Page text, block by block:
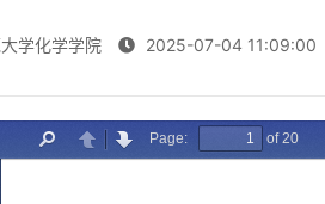
学化学学院 2025-07-04 11:09:00